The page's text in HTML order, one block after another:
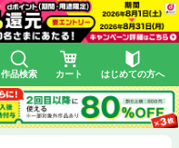
作品検索 カート はじめての方へ